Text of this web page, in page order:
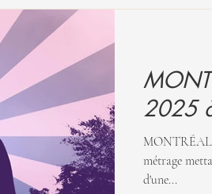
2025
MONTRÉAL -
métrage mettant en
d'une...